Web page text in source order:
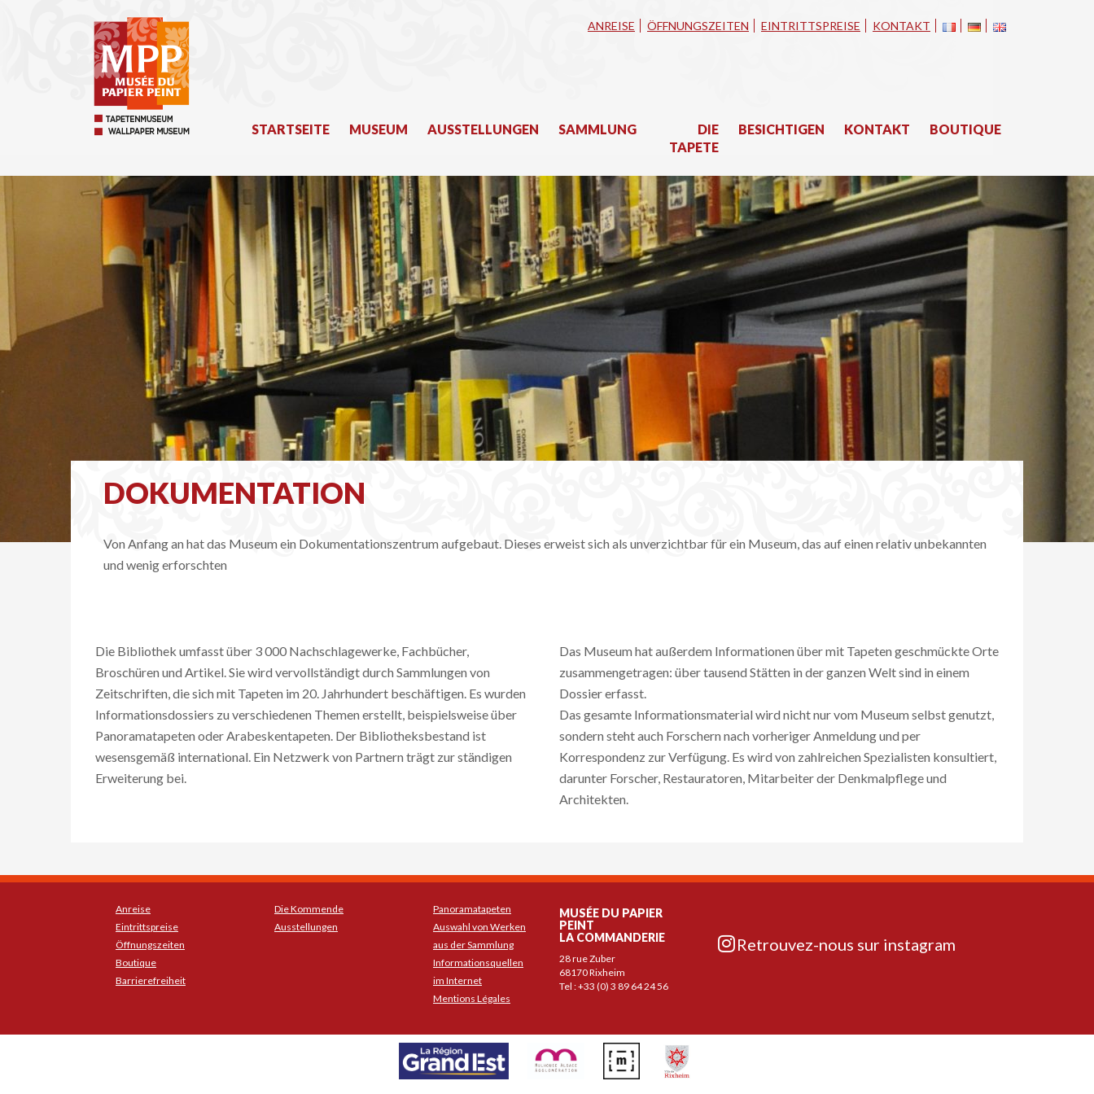
ANREISE ÖFFNUNGSZEITEN EINTRITTSPREISE KONTAKT
STARTSEITE MUSEUM AUSSTELLUNGEN SAMMLUNG
DIE
TAPETE
BESICHTIGEN KONTAKT BOUTIQUE
DOKUMENTATION
Von Anfang an hat das Museum ein Dokumentationszentrum aufgebaut. Dieses erweist sich als unverzichtbar für ein Museum, das auf einen relativ unbekannten
und wenig erforschten
Die Bibliothek umfasst über 3 000 Nachschlagewerke, Fachbücher,
Broschüren und Artikel. Sie wird vervollständigt durch Sammlungen von
Zeitschriften, die sich mit Tapeten im 20. Jahrhundert beschäftigen. Es wurden
Informationsdossiers zu verschiedenen Themen erstellt, beispielsweise über
Panoramatapeten oder Arabeskentapeten. Der Bibliotheksbestand ist
wesensgemäß international. Ein Netzwerk von Partnern trägt zur ständigen
Erweiterung bei.
Das Museum hat außerdem Informationen über mit Tapeten geschmückte Orte
zusammengetragen: über tausend Stätten in der ganzen Welt sind in einem
Dossier erfasst.
Das gesamte Informationsmaterial wird nicht nur vom Museum selbst genutzt,
sondern steht auch Forschern nach vorheriger Anmeldung und per
Korrespondenz zur Verfügung. Es wird von zahlreichen Spezialisten konsultiert,
darunter Forscher, Restauratoren, Mitarbeiter der Denkmalpflege und
Architekten.
Anreise
Eintrittspreise
Öffnungszeiten
Boutique
Barrierefreiheit
Die Kommende
Ausstellungen
Panoramatapeten
Auswahl von Werken
aus der Sammlung
Informationsquellen
im Internet
Mentions Légales
MUSÉE DU PAPIER
PEINT
LA COMMANDERIE
28 rue Zuber
68170 Rixheim
Tel : +33 (0) 3 89 64 24 56
Retrouvez-nous sur instagram